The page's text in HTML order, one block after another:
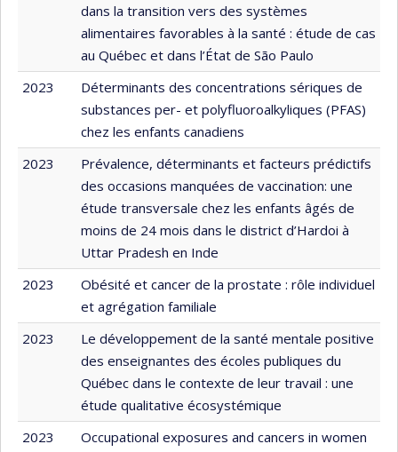
dans la transition vers des systèmes
alimentaires favorables à la santé : étude de cas
au Québec et dans l’État de São Paulo
2023
Déterminants des concentrations sériques de
substances per- et polyfluoroalkyliques (PFAS)
chez les enfants canadiens
2023
Prévalence, déterminants et facteurs prédictifs
des occasions manquées de vaccination: une
étude transversale chez les enfants âgés de
moins de 24 mois dans le district d’Hardoi à
Uttar Pradesh en Inde
2023
Obésité et cancer de la prostate : rôle individuel
et agrégation familiale
2023
Le développement de la santé mentale positive
des enseignantes des écoles publiques du
Québec dans le contexte de leur travail : une
étude qualitative écosystémique
2023
Occupational exposures and cancers in women